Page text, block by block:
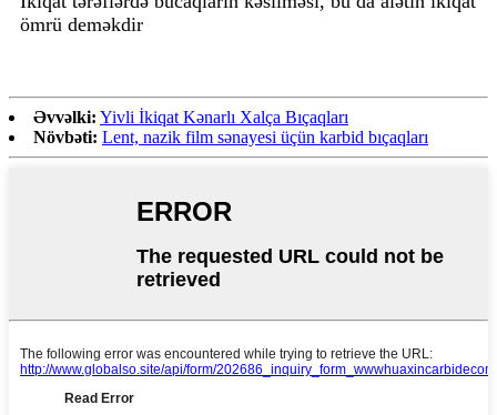
ömrü deməkdir
Əvvəlki: Yivli İkiqat Kənarlı Xalça Bıçaqları
Növbəti: Lent, nazik film sənayesi üçün karbid bıçaqları